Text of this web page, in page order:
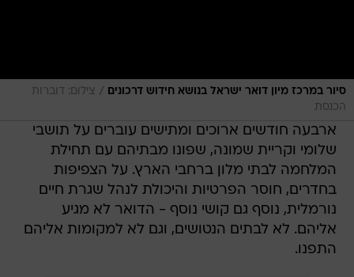
סיור במרכז מיון דואר ישראל בנושא חידוש דרכונים / צילום: דוברות
הכנסת
ארבעה חודשים ארוכים ומתישים עוברים על תושבי
שלומי וקריית שמונה, שפונו מבתיהם עם תחילת
המלחמה לבתי מלון ברחבי הארץ. על הצפיפות
בחדרים, חוסר הפרטיות והיכולת לנהל שגרת חיים
נורמלית, נוסף גם קושי נוסף - הדואר לא מגיע
אליהם. לא לבתים הנטושים, וגם לא למקומות אליהם
התפנו.